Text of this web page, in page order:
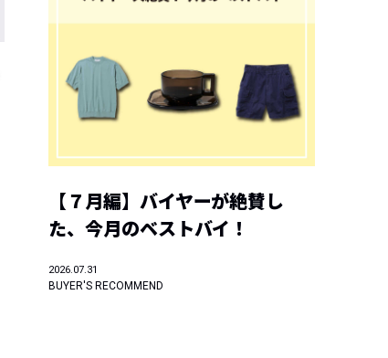
【７月編】バイヤーが絶賛し
た、今月のベストバイ！
2026.07.31
BUYER'S RECOMMEND